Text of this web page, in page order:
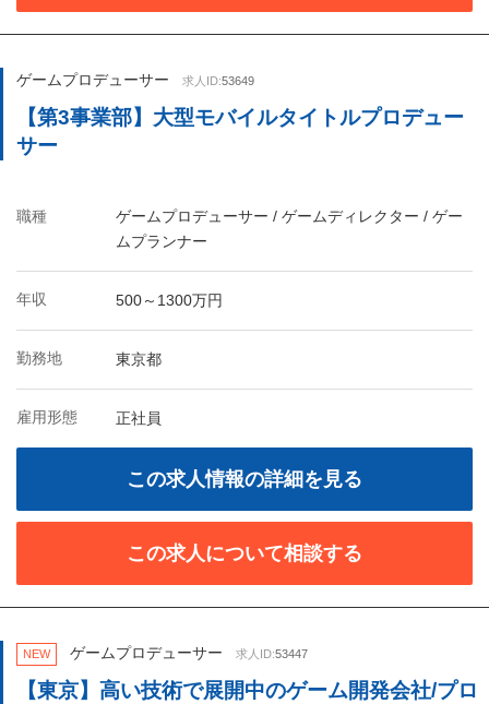
ゲームプロデューサー 求人ID:53649
【第3事業部】大型モバイルタイトルプロデュー
サー
職種
ゲームプロデューサー / ゲームディレクター / ゲー
ムプランナー
年収 500～1300万円
勤務地 東京都
雇用形態 正社員
この求人情報の詳細を見る
この求人について相談する
NEW ゲームプロデューサー 求人ID:53447
【東京】高い技術で展開中のゲーム開発会社/プロ